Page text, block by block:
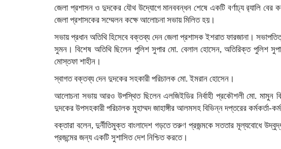
জেলা প্রশাসন ও দুদকের যৌথ উদ্যোগে মানববন্ধন শেষে একটি বর্ণাঢ্য র‌্যালি বের
জেলা প্রশাসকের সম্মেলন কক্ষে আলোচনা সভায় মিলিত হয়।
সভায় প্রধান অতিথি হিসেবে বক্তব্য দেন জেলা প্রশাসক ইশরাত ফারজানা।
সুমন। বিশেষ অতিথি ছিলেন পুলিশ সুপার মো. বেলাল হোসেন, অতিরিক্ত পুলিশ
মোস্তফা শাহীন।
স্বাগত বক্তব্য দেন দুদকের সহকারী পরিচালক মো. ইমরান হোসেন।
আলোচনা সভায় আরও উপস্থিত ছিলেন এলজিইডির নির্বাহী প্রকৌশলী মো. মামুন
দুদকের উপসহকারী পরিচালক মুহাম্মদ জাহাঙ্গীর আলমসহ বিভিন্ন দপ্তরের কর্মকর্তা-
বক্তারা বলেন, দুর্নীতিমুক্ত বাংলাদেশ গড়তে তরুণ প্রজন্মকে সততার মূল্যবোধে
প্রজন্মের জন্য একটি সুশাসিত দেশ নিশ্চিত করতে।